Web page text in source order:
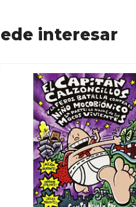
interesar